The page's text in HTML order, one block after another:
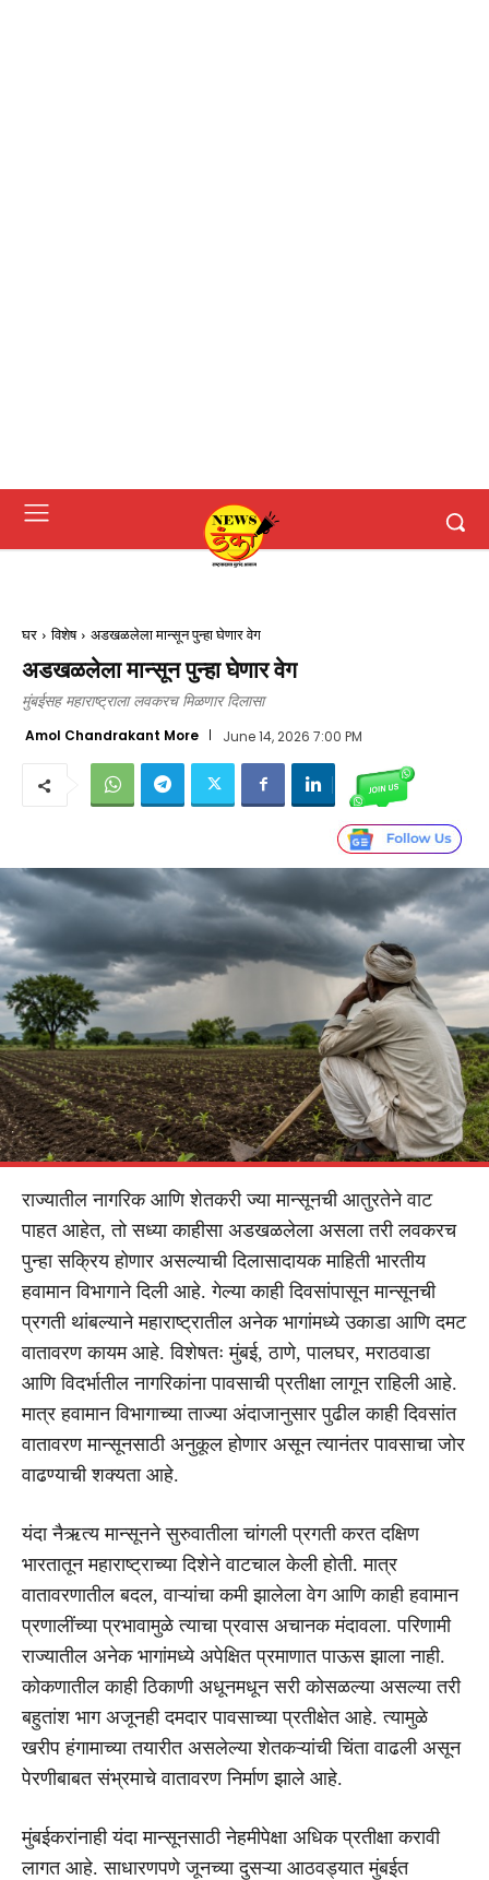
घर विशेष अडखळलेला मान्सून पुन्हा घेणार वेग
अडखळलेला मान्सून पुन्हा घेणार वेग
मुंबईसह महाराष्ट्राला लवकरच मिळणार दिलासा
Amol Chandrakant More June 14, 2026 7:00 PM
राज्यातील नागरिक आणि शेतकरी ज्या मान्सूनची आतुरतेने वाट
पाहत आहेत, तो सध्या काहीसा अडखळलेला असला तरी लवकरच
पुन्हा सक्रिय होणार असल्याची दिलासादायक माहिती भारतीय
हवामान विभागाने दिली आहे. गेल्या काही दिवसांपासून मान्सूनची
प्रगती थांबल्याने महाराष्ट्रातील अनेक भागांमध्ये उकाडा आणि दमट
वातावरण कायम आहे. विशेषतः मुंबई, ठाणे, पालघर, मराठवाडा
आणि विदर्भातील नागरिकांना पावसाची प्रतीक्षा लागून राहिली आहे.
मात्र हवामान विभागाच्या ताज्या अंदाजानुसार पुढील काही दिवसांत
वातावरण मान्सूनसाठी अनुकूल होणार असून त्यानंतर पावसाचा जोर
वाढण्याची शक्यता आहे.
यंदा नैऋत्य मान्सूनने सुरुवातीला चांगली प्रगती करत दक्षिण
भारतातून महाराष्ट्राच्या दिशेने वाटचाल केली होती. मात्र
वातावरणातील बदल, वाऱ्यांचा कमी झालेला वेग आणि काही हवामान
प्रणालींच्या प्रभावामुळे त्याचा प्रवास अचानक मंदावला. परिणामी
राज्यातील अनेक भागांमध्ये अपेक्षित प्रमाणात पाऊस झाला नाही.
कोकणातील काही ठिकाणी अधूनमधून सरी कोसळल्या असल्या तरी
बहुतांश भाग अजूनही दमदार पावसाच्या प्रतीक्षेत आहे. त्यामुळे
खरीप हंगामाच्या तयारीत असलेल्या शेतकऱ्यांची चिंता वाढली असून
पेरणीबाबत संभ्रमाचे वातावरण निर्माण झाले आहे.
मुंबईकरांनाही यंदा मान्सूनसाठी नेहमीपेक्षा अधिक प्रतीक्षा करावी
लागत आहे. साधारणपणे जूनच्या दुसऱ्या आठवड्यात मुंबईत